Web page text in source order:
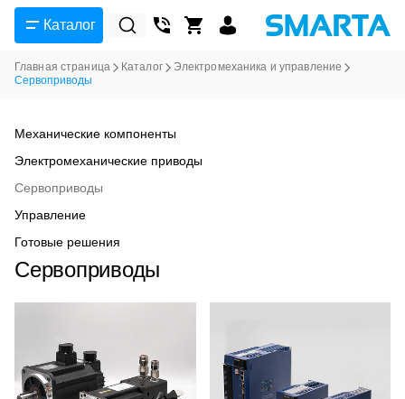
Каталог
Главная страница Каталог
Электромеханика и управление
Сервоприводы
Механические компоненты
Электромеханические приводы
Сервоприводы
Управление
Готовые решения
Сервоприводы